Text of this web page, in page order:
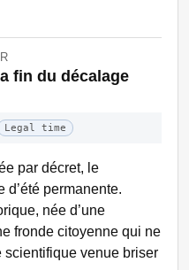
fin du décalage
Legal time
par décret, le
d’été permanente.
née d’une
fronde citoyenne qui ne
venue briser